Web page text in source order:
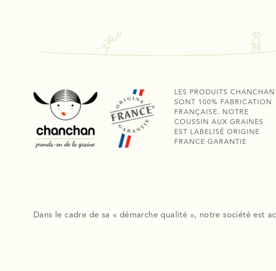
LES PRODUITS CHANCHAN
SONT 100% FABRICATION
FRANÇAISE. NOTRE
COUSSIN AUX GRAINES
EST LABELISÉ ORIGINE
FRANCE GARANTIE
Dans le cadre de sa « démarche qualité », notre société est